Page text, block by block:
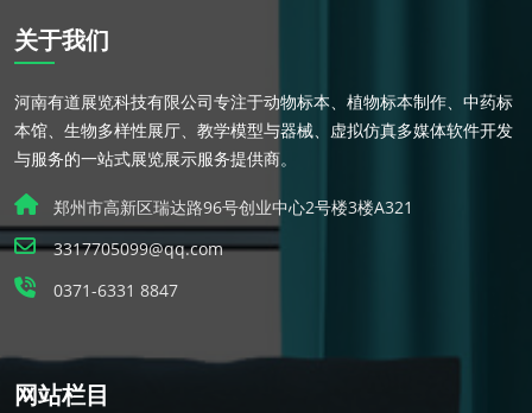
关于我们
河南有道展览科技有限公司专注于动物标本、植物标本制作、中药标
本馆、生物多样性展厅、教学模型与器械、虚拟仿真多媒体软件开发
与服务的一站式展览展示服务提供商。
郑州市高新区瑞达路96号创业中心2号楼3楼A321
3317705099@qq.com
0371-6331 8847
网站栏目